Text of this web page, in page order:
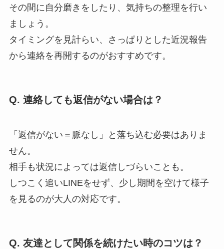
その間に自分磨きをしたり、気持ちの整理を行い
ましょう。
タイミングを見計らい、さっぱりとした近況報告
から連絡を再開するのがおすすめです。
Q. 連絡しても返信がない場合は？
「返信がない＝脈なし」と落ち込む必要はありま
せん。
相手も状況によっては返信しづらいことも。
しつこく追いLINEをせず、少し期間を空けて様子
を見るのが大人の対応です。
Q. 友達として関係を続けたい時のコツは？